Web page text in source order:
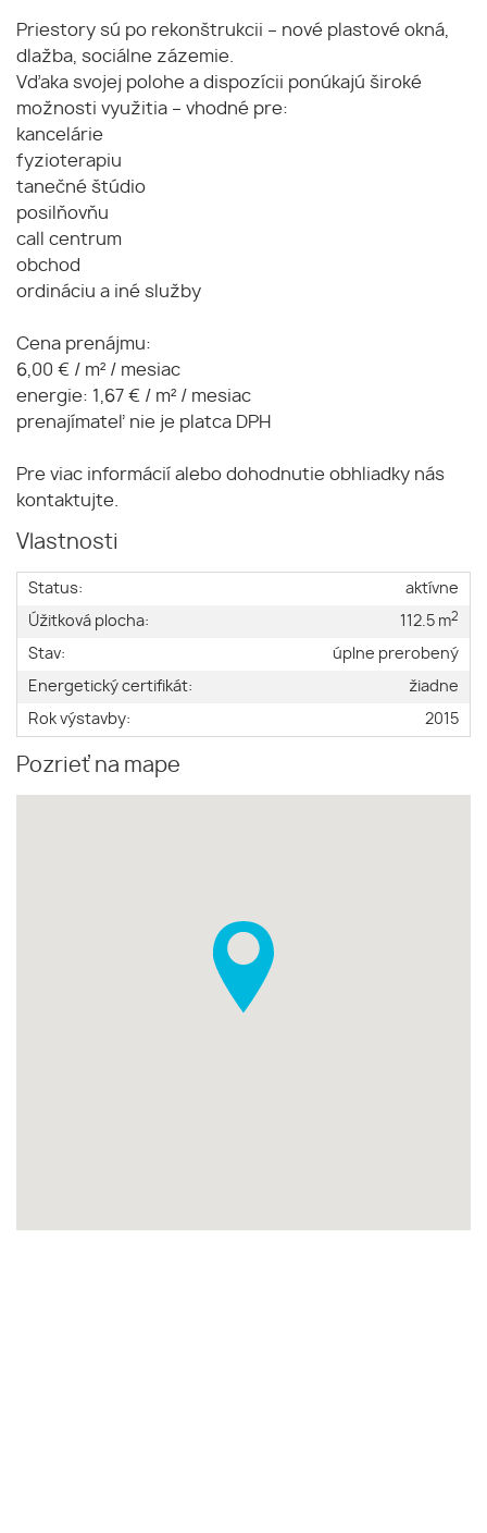
Priestory sú po rekonštrukcii – nové plastové okná,
dlažba, sociálne zázemie.
Vďaka svojej polohe a dispozícii ponúkajú široké
možnosti využitia – vhodné pre:
kancelárie
fyzioterapiu
tanečné štúdio
posilňovňu
call centrum
obchod
ordináciu a iné služby
Cena prenájmu:
6,00 € / m² / mesiac
energie: 1,67 € / m² / mesiac
prenajímateľ nie je platca DPH
Pre viac informácií alebo dohodnutie obhliadky nás
kontaktujte.
Vlastnosti
Status:
aktívne
Úžitková plocha:
112.5 m2
Stav:
úplne prerobený
Energetický certifikát:
žiadne
Rok výstavby:
2015
Pozrieť na mape